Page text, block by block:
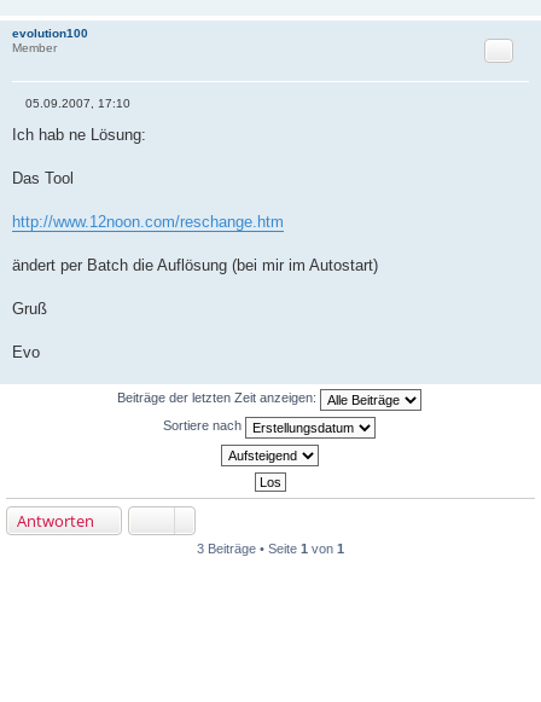
g
evolution100
Member
Zitat
e
i
a
05.09.2007, 17:10
Ich hab ne Lösung:
Das Tool
http://www.12noon.com/reschange.htm
ändert per Batch die Auflösung (bei mir im Autostart)
Gruß
Evo
Beiträge der letzten Zeit anzeigen:
Sortiere nach
Antworten
3 Beiträge • Seite 1 von 1